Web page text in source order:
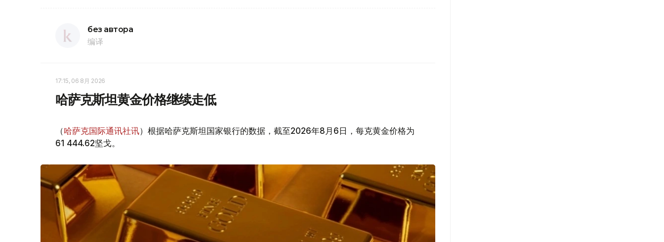
без автора
编译
17:15, 06 8月 2026
哈萨克斯坦黄金价格继续走低
（哈萨克国际通讯社讯）根据哈萨克斯坦国家银行的数据，截至2026年8月6日，每克黄金价格为
61 444.62坚戈。